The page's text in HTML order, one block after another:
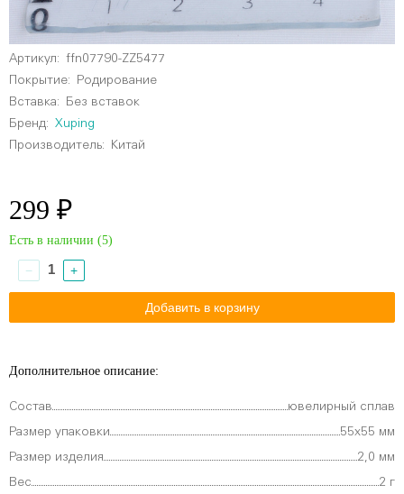
Артикул:
ffn07790-ZZ5477
Покрытие: Родирование
Вставка: Без вставок
Бренд:
Xuping
Производитель: Китай
299 ₽
Есть в наличии (5)
− +
Дополнительное описание:
Состав ювелирный сплав
Размер упаковки 55х55 мм
Размер изделия 2,0 мм
Вес 2 г